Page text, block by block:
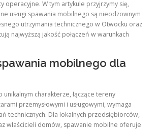
operacyjne. W tym artykule przyjrzymy się,
usługi spawania mobilnego są nieodzownym
utrzymania technicznego w Otwocku oraz
najwyższą jakość połączeń w warunkach
mobilnego dla
unikalnym charakterze, łączące tereny
przemysłowymi i usługowymi, wymaga
technicznych. Dla lokalnych przedsiębiorców,
właścicieli domów, spawanie mobilne oferuje